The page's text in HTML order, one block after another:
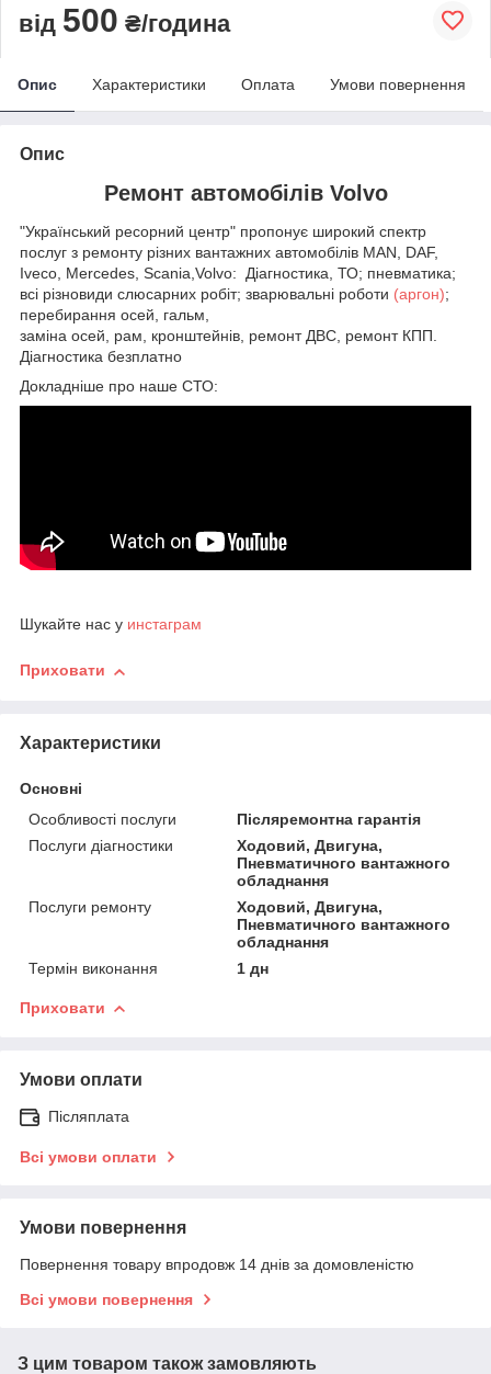
від 500 ₴/година
Опис Характеристики Оплата Умови повернення
Опис
Ремонт автомобілів Volvo
"Український ресорний центр" пропонує широкий спектр
послуг з ремонту різних вантажних автомобілів MAN, DAF,
Iveco, Mercedes, Scania,Volvo: Діагностика, ТО; пневматика;
всі різновиди слюсарних робіт; зварювальні роботи (аргон);
перебирання осей, гальм,
заміна осей, рам, кронштейнів, ремонт ДВС, ремонт КПП.
Діагностика безплатно
Докладніше про наше СТО:
Шукайте нас у инстаграм
Приховати
Характеристики
Основні
Особливості послуги
Післяремонтна гарантія
Послуги діагностики
Ходовий, Двигуна,
Пневматичного вантажного
обладнання
Послуги ремонту
Ходовий, Двигуна,
Пневматичного вантажного
обладнання
Термін виконання
1 дн
Приховати
Умови оплати
Післяплата
Всі умови оплати
Умови повернення
Повернення товару впродовж 14 днів за домовленістю
Всі умови повернення
З цим товаром також замовляють